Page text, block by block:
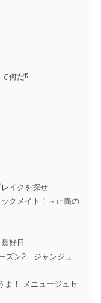
何だ⁉
イクを探せ
クメイト！～正義の
好日
ズン2 ジャンジュ
！ メニュージュセ